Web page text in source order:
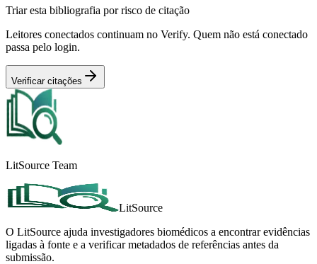
Triar esta bibliografia por risco de citação
Leitores conectados continuam no Verify. Quem não está conectado
passa pelo login.
Verificar citações
LitSource Team
LitSource
O LitSource ajuda investigadores biomédicos a encontrar evidências
ligadas à fonte e a verificar metadados de referências antes da
submissão.